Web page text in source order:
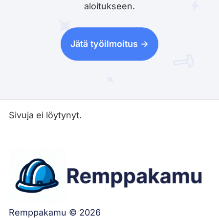
aloitukseen.
Jätä työilmoitus ->
Sivuja ei löytynyt.
Remppakamu © 2026